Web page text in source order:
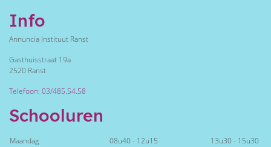
Info
Annuncia Instituut Ranst
Gasthuisstraat 19a
2520 Ranst
Telefoon: 03/485.54.58
Schooluren
Maandag 08u40 - 12u15
13u30 - 15u30